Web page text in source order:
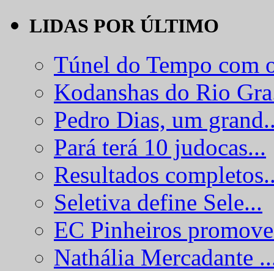
LIDAS POR ÚLTIMO
Túnel do Tempo com
Kodanshas do Rio
Pedro Dias, um
Pará terá 10 judocas...
Resultados
Seletiva define Sele...
EC Pinheiros
Nathália Mercadante